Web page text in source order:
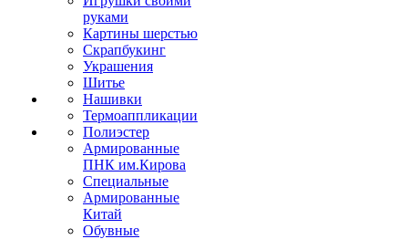
руками
Картины шерстью
Скрапбукинг
Украшения
Шитье
Нашивки
Термоаппликации
Полиэстер
Армированные
ПНК им.Кирова
Специальные
Армированные
Китай
Обувные